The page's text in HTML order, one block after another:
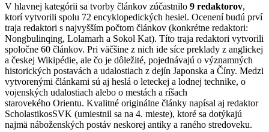
V hlavnej kategórii sa tvorby článkov zúčastnilo 9 redaktorov,
ktorí vytvorili spolu 72 encyklopedických hesiel. Ocenení budú prví
traja redaktori s najvyšším počtom článkov (konkrétne redaktori:
Nongbulinqing, Lolamarh a Sokol Kat). Títo traja redaktori vytvorili
spoločne 60 článkov. Pri väčšine z nich ide síce preklady z anglickej
a českej Wikipédie, ale čo je dôležité, pojednávajú o významných
historických postavách a udalostiach z dejín Japonska a Číny. Medzi
vytvorenými článkami sú aj heslá o leteckej a lodnej technike, o
vojenských udalostiach alebo o mestách a ríšach
starovekého Orientu. Kvalitné originálne články napísal aj redaktor
ScholastikosSVK (umiestnil sa na 4. mieste), ktoré sa dotýkajú
najmä náboženských postáv neskorej antiky a raného stredoveku.